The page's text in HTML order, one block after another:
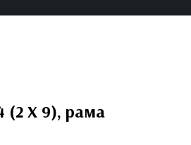
(2 X 9), рама